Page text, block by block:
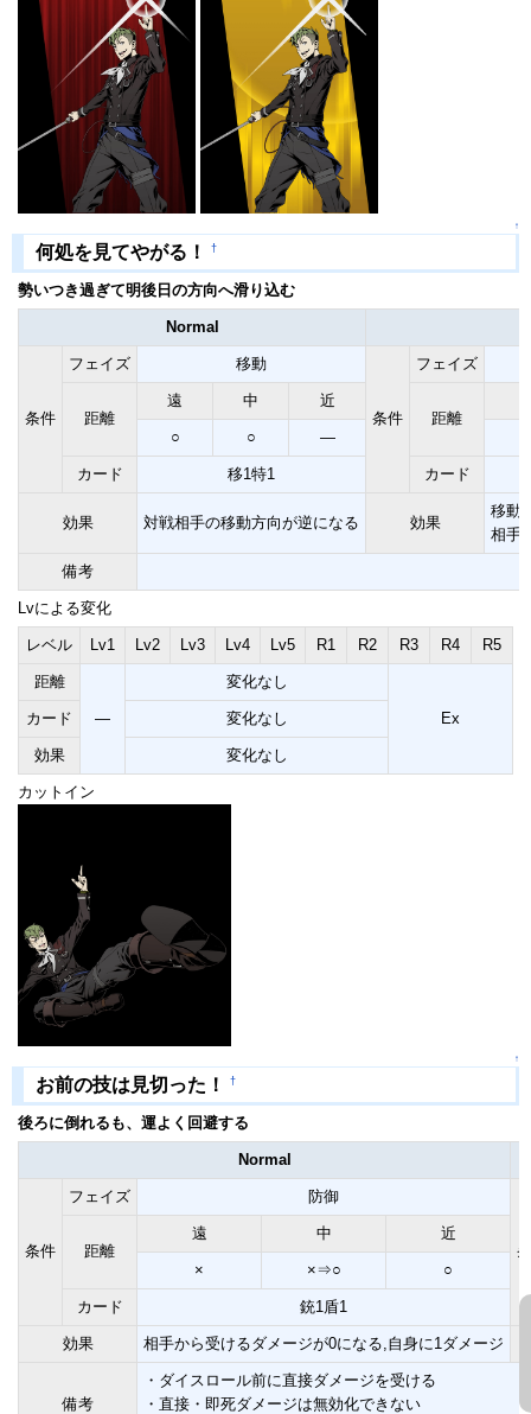
↑
何処を見てやがる！ †
勢いつき過ぎて明後日の方向へ滑り込む
Normal
条件
フェイズ 移動
条件
フェイズ
距離
遠 中
近
距離
○ ○ ―
カード 移1特1 カード
効果 対戦相手の移動方向が逆になる 効果
移動
相手
備考
Lvによる変化
レベル Lv1 Lv2 Lv3 Lv4 Lv5 R1 R2 R3 R4 R5
距離
―
変化なし
Ex
カード 変化なし
効果 変化なし
カットイン
↑
お前の技は見切った！ †
後ろに倒れるも、運よく回避する
Normal
条件
フェイズ 防御
距離
遠 中 近
× ×⇒○ ○
カード 銃1盾1
効果 相手から受けるダメージが0になる,自身に1ダメージ
備考
・ダイスロール前に直接ダメージを受ける
・直接・即死ダメージは無効化できない